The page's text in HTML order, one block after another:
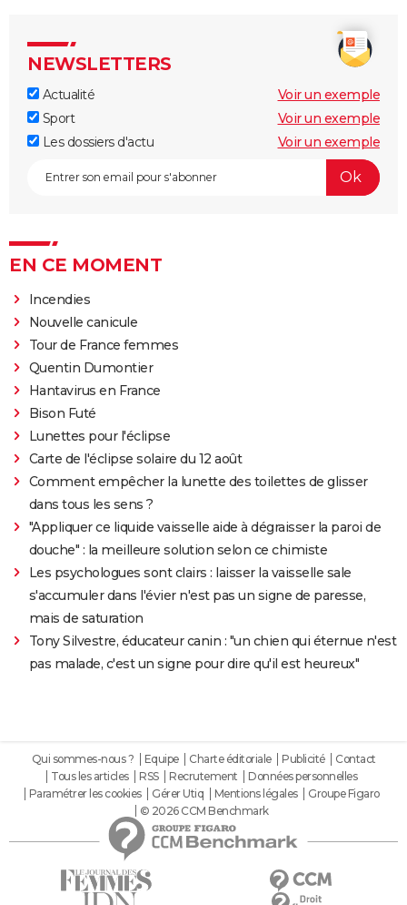
NEWSLETTERS
Actualité
Voir un exemple
Sport
Voir un exemple
Les dossiers d'actu
Voir un exemple
EN CE MOMENT
Incendies
Nouvelle canicule
Tour de France femmes
Quentin Dumontier
Hantavirus en France
Bison Futé
Lunettes pour l'éclipse
Carte de l'éclipse solaire du 12 août
Comment empêcher la lunette des toilettes de glisser
dans tous les sens ?
"Appliquer ce liquide vaisselle aide à dégraisser la paroi de
douche" : la meilleure solution selon ce chimiste
Les psychologues sont clairs : laisser la vaisselle sale
s'accumuler dans l'évier n'est pas un signe de paresse,
mais de saturation
Tony Silvestre, éducateur canin : "un chien qui éternue n'est
pas malade, c'est un signe pour dire qu'il est heureux"
Qui sommes-nous ? Equipe Charte éditoriale Publicité
Contact
Tous les articles
RSS Recrutement
Données personnelles
Paramétrer les cookies
Gérer Utiq Mentions légales
Groupe Figaro
© 2026 CCM Benchmark